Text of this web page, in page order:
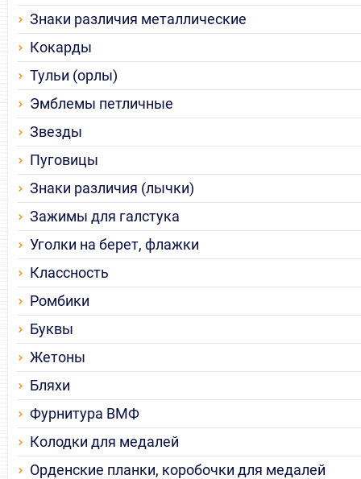
Знаки различия металлические
Кокарды
Тульи (орлы)
Эмблемы петличные
Звезды
Пуговицы
Знаки различия (лычки)
Зажимы для галстука
Уголки на берет, флажки
Классность
Ромбики
Буквы
Жетоны
Бляхи
Фурнитура ВМФ
Колодки для медалей
Орденские планки, коробочки для медалей